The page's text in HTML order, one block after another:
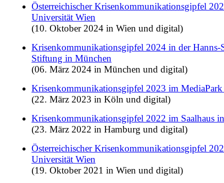
Österreichischer Krisenkommunikationsgipfel
Universität Wien
(10. Oktober 2024 in Wien und digital)
Krisenkommunikationsgipfel 2024 in der Hanns-
Stiftung in München
(06. März 2024 in München und digital)
Krisenkommunikationsgipfel 2023 im
(22. März 2023 in Köln und digital)
Krisenkommunikationsgipfel 2022 im Saalhaus
(23. März 2022 in Hamburg und digital)
Österreichischer Krisenkommunikationsgipfel
Universität Wien
(19. Oktober 2021 in Wien und digital)